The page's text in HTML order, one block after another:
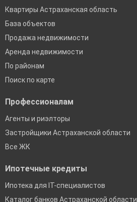
Квартиры Астраханская область
База объектов
Продажа недвижимости
Аренда недвижимости
По районам
Поиск по карте
Профессионалам
Агенты и риэлторы
Застройщики Астраханской области
Все ЖК
Ипотечные кредиты
Ипотека для IT-специалистов
Каталог банков Астраханской области